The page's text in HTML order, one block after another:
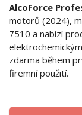
AlcoForce
motorů (2024),
7510 a nabízí
zdarma během
firemní použití.